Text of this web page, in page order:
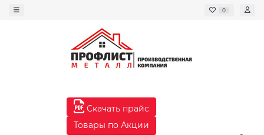
0
Скачать прайс
Товары по Акции